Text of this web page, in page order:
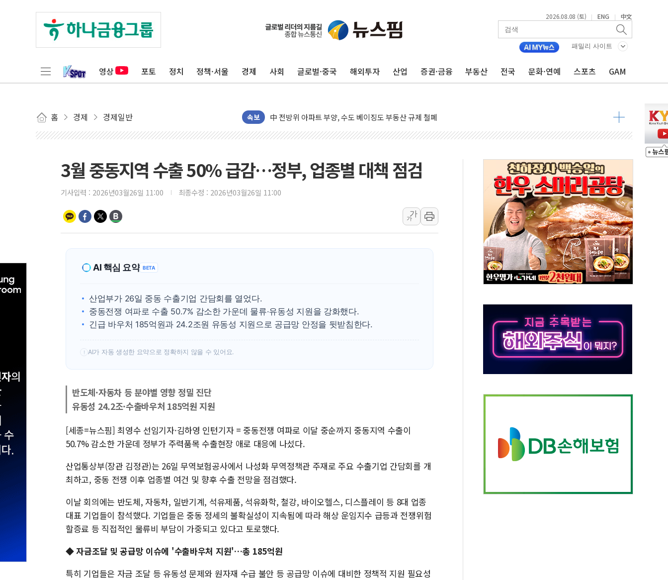
2026.08.08 (토) | ENG | 中文
패밀리 사이트
영상 포토 정치 정책·서울 경제 사회 글로벌·중국 해외투자 산업 증권·금융 부동산 전국 문화·연예 스포츠 GAM
홈 경제 경제일반 속보
동해중부 전 해상 풍랑주의보…10일까지 최대 3.5m 높은 물결
연일 폭염에 온열질환 사망 23명…정부, 비상대응기구 가동
인제 용대리 계곡서 수위 상승으로 피서객 7명 고립…전원 구조
동해시, 11~14일 '별똥별 멍' 운영…페르세우스 유성우 관측
청양 밭에서 일하던 90대 숨져…온열질환 여부 조사
폭염에 車 운전면허 기능시험 오전 집중 편성…체감온도 38도 넘으면 중단
李대통령, 'ISA·주가누르기 방지법' 전면 재검토 지시
'호우 특보' 경북 울진 시간당 20~30mm 강한 비...가뭄 해소될 듯
주말 무더위·열대야 지속…내륙 곳곳 소나기
오세훈 "용산공원 주택 검토, 민주당 스스로 원칙 뒤집는 것"
충북 주말 무더위 지속…청주·진천 35도, 곳곳 소나기
뉴욕증시, 고용 쇼크에 금리 인상 우려 후퇴…S&P500 최고치
트럼프, 쿡 연준 이사 해임 재추진…"26일까지 의혹 소명" 요구
유럽증시, 美 고용 예상 밖 부진에 연준 금리 인상 가능성 낮아지며 상승… STOXX 600 지수는 나흘 연속 최고치
3월 중동지역 수출 50% 급감…정부, 업종별 대책 점검
기사입력 : 2026년03월26일 11:00 최종수정 : 2026년03월26일 11:00
가
가
AI 핵심 요약 BETA
산업부가 26일 중동 수출기업 간담회를 열었다.
중동전쟁 여파로 수출 50.7% 감소한 가운데 물류·유동성 지원을 강화했다.
긴급 바우처 185억원과 24.2조원 유동성 지원으로 공급망 안정을 뒷받침한다.
! AI가 자동 생성한 요약으로 정확하지 않을 수 있어요.
반도체·자동차 등 분야별 영향 정밀 진단
유동성 24.2조·수출바우처 185억원 지원
[세종=뉴스핌] 최영수 선임기자·김하영 인턴기자 = 중동전쟁 여파로 이달 중순까지 중동지역 수출이
50.7% 감소한 가운데 정부가 주력품목 수출현장 애로 대응에 나섰다.
산업통상부(장관 김정관)는 26일 무역보험공사에서 나성화 무역정책관 주재로 주요 수출기업 간담회를 개
최하고, 중동 전쟁 이후 업종별 여건 및 향후 수출 전망을 점검했다.
이날 회의에는 반도체, 자동차, 일반기계, 석유제품, 석유화학, 철강, 바이오헬스, 디스플레이 등 8대 업종
대표 기업들이 참석했다. 기업들은 중동 정세의 불확실성이 지속됨에 따라 해상 운임지수 급등과 전쟁위험
할증료 등 직접적인 물류비 부담이 가중되고 있다고 토로했다.
◆ 자금조달 및 공급망 이슈에 '수출바우처 지원'…총 185억원
특히 기업들은 자금 조달 등 유동성 문제와 원자재 수급 불안 등 공급망 이슈에 대비한 정책적 지원 필요성